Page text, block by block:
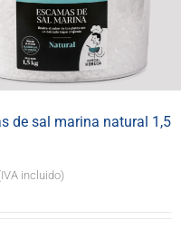
de sal marina natural 1,5
incluido)